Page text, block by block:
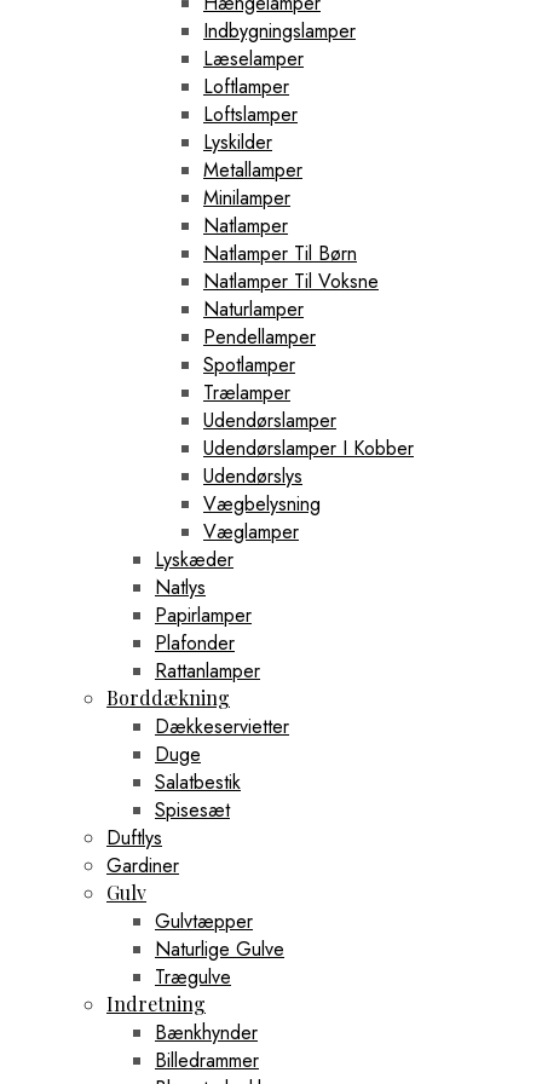
Indbygningslamper
Læselamper
Loftlamper
Loftslamper
Lyskilder
Metallamper
Minilamper
Natlamper
Natlamper Til Børn
Natlamper Til Voksne
Naturlamper
Pendellamper
Spotlamper
Trælamper
Udendørslamper
Udendørslamper I Kobber
Udendørslys
Vægbelysning
Væglamper
Lyskæder
Natlys
Papirlamper
Plafonder
Rattanlamper
Borddækning
Dækkeservietter
Duge
Salatbestik
Spisesæt
Duftlys
Gardiner
Gulv
Gulvtæpper
Naturlige Gulve
Trægulve
Indretning
Bænkhynder
Billedrammer